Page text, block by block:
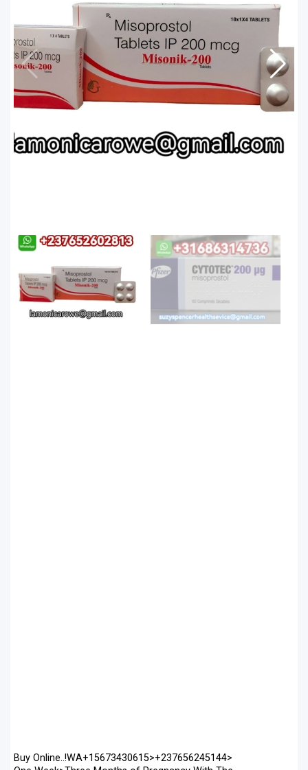
Buy Online..!WA+15673430615>+237656245144>